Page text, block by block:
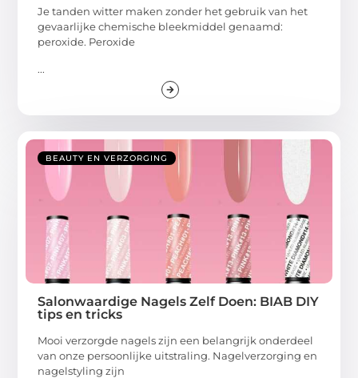
Je tanden witter maken zonder het gebruik van het
gevaarlijke chemische bleekmiddel genaamd:
peroxide. Peroxide
...
BEAUTY EN VERZORGING
Salonwaardige Nagels Zelf Doen: BIAB DIY
tips en tricks
Mooi verzorgde nagels zijn een belangrijk onderdeel
van onze persoonlijke uitstraling. Nagelverzorging en
nagelstyling zijn